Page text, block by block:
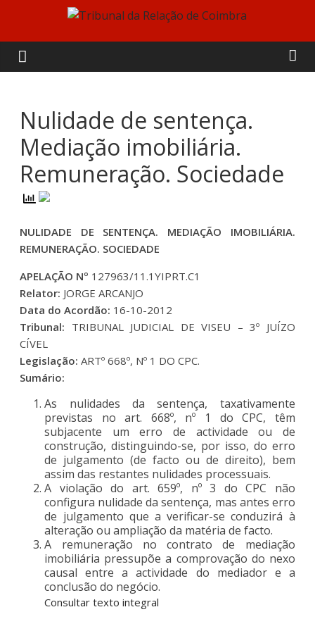
content
Tribunal
da
Relação
de
Coimbra
Nulidade de sentença.
Mediação imobiliária.
Remuneração. Sociedade
NULIDADE DE SENTENÇA. MEDIAÇÃO IMOBILIÁRIA.
REMUNERAÇÃO. SOCIEDADE
APELAÇÃO Nº 127963/11.1YIPRT.C1
Relator: JORGE ARCANJO
Data do Acordão: 16-10-2012
Tribunal: TRIBUNAL JUDICIAL DE VISEU – 3º JUÍZO
CÍVEL
Legislação: ARTº 668º, Nº 1 DO CPC.
Sumário:
As nulidades da sentença, taxativamente
previstas no art. 668º, nº 1 do CPC, têm
subjacente um erro de actividade ou de
construção, distinguindo-se, por isso, do erro
de julgamento (de facto ou de direito), bem
assim das restantes nulidades processuais.
A violação do art. 659º, nº 3 do CPC não
configura nulidade da sentença, mas antes erro
de julgamento que a verificar-se conduzirá à
alteração ou ampliação da matéria de facto.
A remuneração no contrato de mediação
imobiliária pressupõe a comprovação do nexo
causal entre a actividade do mediador e a
conclusão do negócio.
Consultar texto integral